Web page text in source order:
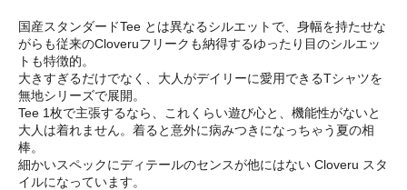
国産スタンダードTee とは異なるシルエットで、身幅を持たせな
がらも従来のCloveruフリークも納得するゆったり目のシルエッ
トも特徴的。
大きすぎるだけでなく、大人がデイリーに愛用できるTシャツを
無地シリーズで展開。
Tee 1枚で主張するなら、これくらい遊び心と、機能性がないと
大人は着れません。着ると意外に病みつきになっちゃう夏の相
棒。
細かいスペックにディテールのセンスが他にはない Cloveru スタ
イルになっています。